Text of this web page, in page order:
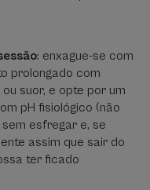
: enxague-se com
prolongado com
suor, e opte por um
pH fisiológico (não
esfregar e, se
assim que sair do
ter ficado